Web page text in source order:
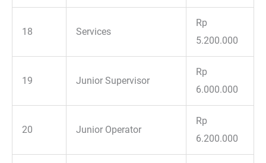
18 Services
Rp
5.200.000
19 Junior Supervisor
Rp
6.000.000
20 Junior Operator
Rp
6.200.000